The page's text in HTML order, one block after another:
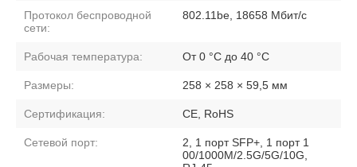
Протокол беспроводной
сети:
802.11be, 18658 Мбит/с
Рабочая температура: От 0 °C до 40 °C
Размеры: 258 × 258 × 59,5 мм
Сертификация: CE, RoHS
Сетевой порт:
2, 1 порт SFP+, 1 порт 1
00/1000M/2.5G/5G/10G,